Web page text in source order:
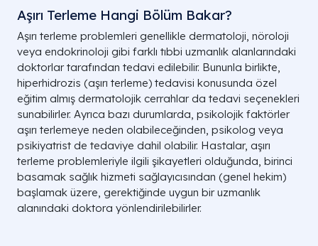
Aşırı Terleme Hangi Bölüm Bakar?
Aşırı terleme problemleri genellikle dermatoloji, nöroloji
veya endokrinoloji gibi farklı tıbbi uzmanlık alanlarındaki
doktorlar tarafından tedavi edilebilir. Bununla birlikte,
hiperhidrozis (aşırı terleme) tedavisi konusunda özel
eğitim almış dermatolojik cerrahlar da tedavi seçenekleri
sunabilirler. Ayrıca bazı durumlarda, psikolojik faktörler
aşırı terlemeye neden olabileceğinden, psikolog veya
psikiyatrist de tedaviye dahil olabilir. Hastalar, aşırı
terleme problemleriyle ilgili şikayetleri olduğunda, birinci
basamak sağlık hizmeti sağlayıcısından (genel hekim)
başlamak üzere, gerektiğinde uygun bir uzmanlık
alanındaki doktora yönlendirilebilirler.